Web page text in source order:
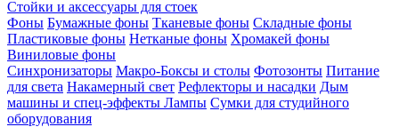
Стойки и аксессуары для стоек
Фоны Бумажные фоны Тканевые фоны Складные фоны
Пластиковые фоны Нетканые фоны Хромакей фоны
Виниловые фоны
Синхронизаторы Макро-Боксы и столы Фотозонты Питание
для света Накамерный свет Рефлекторы и насадки Дым
машины и спец-эффекты Лампы Сумки для студийного
оборудования